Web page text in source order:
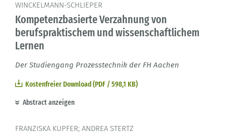
WINCKELMANN-SCHLIEPER
Kompetenzbasierte Verzahnung von
berufspraktischem und wissenschaftlichem
Lernen
Der Studiengang Prozesstechnik der FH Aachen
Kostenfreier Download (PDF / 598,1 KB)
Abstract anzeigen
FRANZISKA KUPFER; ANDREA STERTZ